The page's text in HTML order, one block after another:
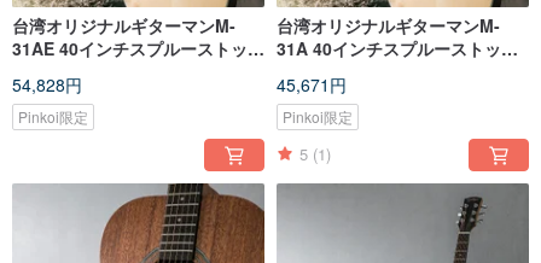
台湾オリジナルギターマンM-
31AE 40インチスプルーストップ
OMバレルギターピックアップ
54,828円
Pinkoi限定
台湾オリジナルギターマンM-
31A 40インチスプルーストップ
OMボディギター
45,671円
Pinkoi限定
5 (1)